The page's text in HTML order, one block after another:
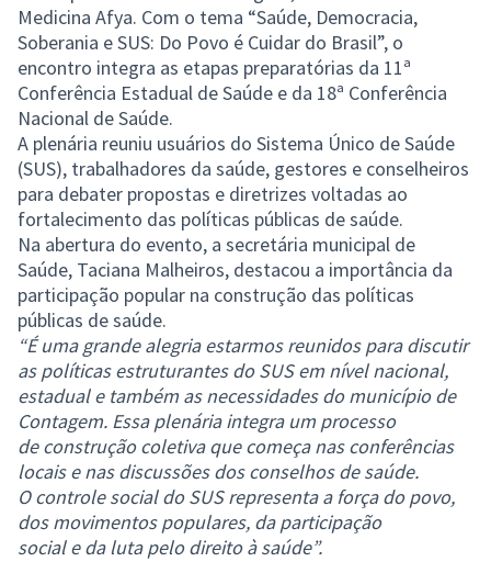
Medicina Afya. Com o tema “Saúde, Democracia,
Soberania e SUS: Do Povo é Cuidar do Brasil”, o
encontro integra as etapas preparatórias da 11ª
Conferência Estadual de Saúde e da 18ª Conferência
Nacional de Saúde.
A plenária reuniu usuários do Sistema Único de Saúde
(SUS), trabalhadores da saúde, gestores e conselheiros
para debater propostas e diretrizes voltadas ao
fortalecimento das políticas públicas de saúde.
Na abertura do evento, a secretária municipal de
Saúde, Taciana Malheiros, destacou a importância da
participação popular na construção das políticas
públicas de saúde.
“É uma grande alegria estarmos reunidos para discutir
as políticas estruturantes do SUS em nível nacional,
estadual e também as necessidades do município de
Contagem. Essa plenária integra um processo
de construção coletiva que começa nas conferências
locais e nas discussões dos conselhos de saúde.
O controle social do SUS representa a força do povo,
dos movimentos populares, da participação
social e da luta pelo direito à saúde”.